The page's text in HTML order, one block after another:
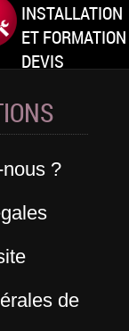
INSTALLATION
ET
DEVIS
?
de